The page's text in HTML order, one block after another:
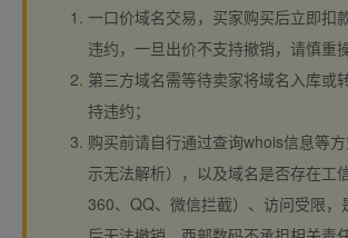
一口价域名交易，买家购买后立即扣
违约，一旦出价不支持撤销，请慎重操
第三方域名需等待卖家将域名入库或
持违约；
购买前请自行通过查询whois信息等
示无法解析），以及域名是否存在工
360、QQ、微信拦截）、访问受限，